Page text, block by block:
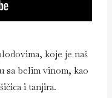
koje je naš
sa belim vinom, kao
i tanjira.